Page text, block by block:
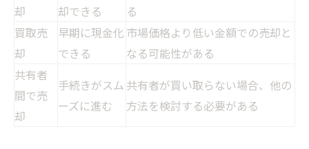
却
却できる
る
買取売
却
早期に現金化
できる
市場価格より低い金額での売却と
なる可能性がある
共有者
間で売
却
手続きがスム
ーズに進む
共有者が買い取らない場合、他の
方法を検討する必要がある